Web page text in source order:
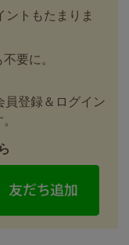
ントもたまりま
要に。
員登録＆ログイン